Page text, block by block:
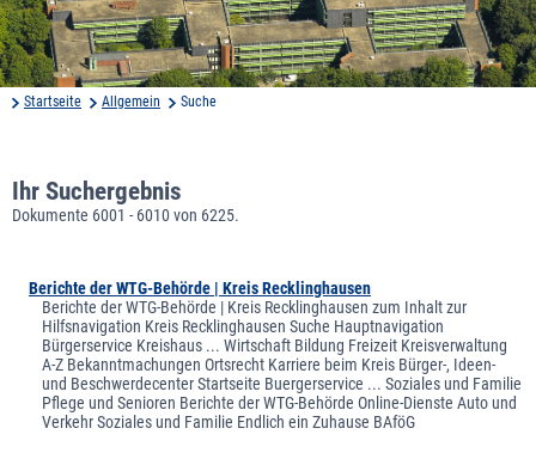
Startseite Allgemein Suche
Ihr Suchergebnis
Dokumente 6001 - 6010 von 6225.
Berichte der WTG-Behörde | Kreis Recklinghausen
Berichte der WTG-Behörde | Kreis Recklinghausen zum Inhalt zur
Hilfsnavigation Kreis Recklinghausen Suche Hauptnavigation
Bürgerservice Kreishaus ... Wirtschaft Bildung Freizeit Kreisverwaltung
A-Z Bekanntmachungen Ortsrecht Karriere beim Kreis Bürger-, Ideen-
und Beschwerdecenter Startseite Buergerservice ... Soziales und Familie
Pflege und Senioren Berichte der WTG-Behörde Online-Dienste Auto und
Verkehr Soziales und Familie Endlich ein Zuhause BAföG